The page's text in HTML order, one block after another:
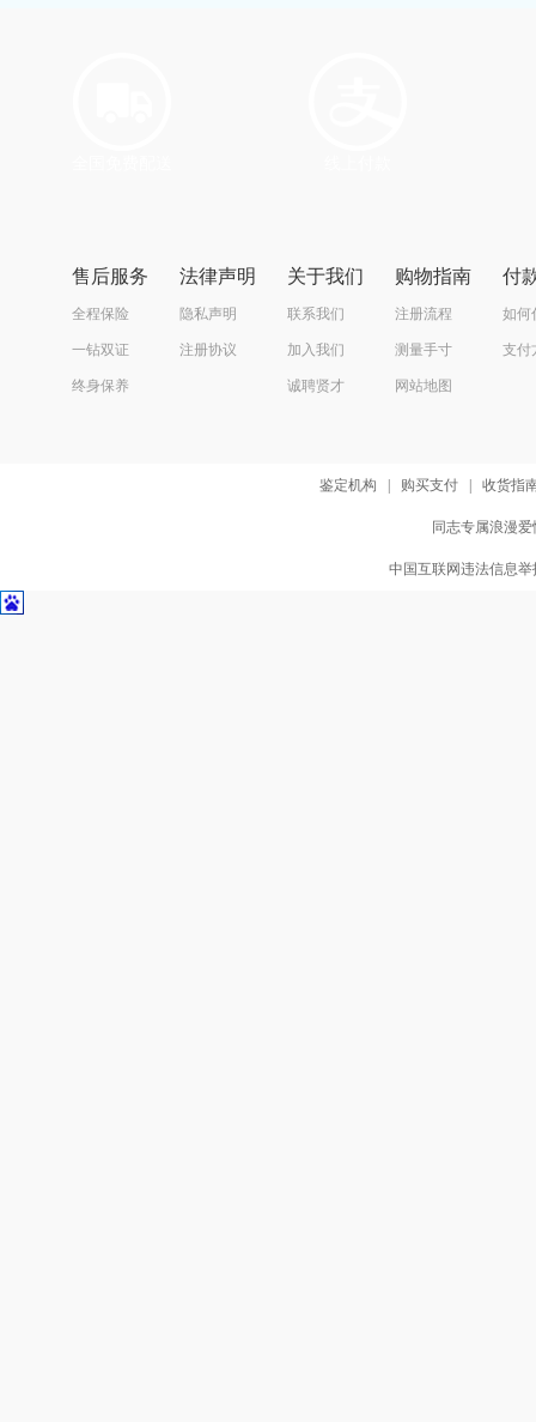
售后服务
全程保险
一钻双证
终身保养
法律声明
隐私声明
注册协议
关于我们
联系我们
加入我们
诚聘贤才
购物指南
注册流程
测量手寸
网站地图
付
如何
支付
鉴定机构 购买支付 收货指
同志专属浪漫
中国互联网违法信息